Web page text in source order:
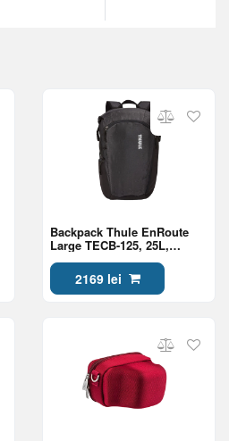
Backpack Thule EnRoute
Large TECB-125, 25L,
3203904, Black
2169 lei